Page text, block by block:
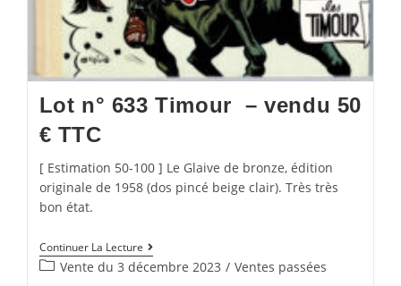
Lot n° 633 Timour – vendu 50
€ TTC
[ Estimation 50-100 ] Le Glaive de bronze, édition
originale de 1958 (dos pincé beige clair). Très très
bon état.
Continuer La Lecture
Vente du 3 décembre 2023 / Ventes passées